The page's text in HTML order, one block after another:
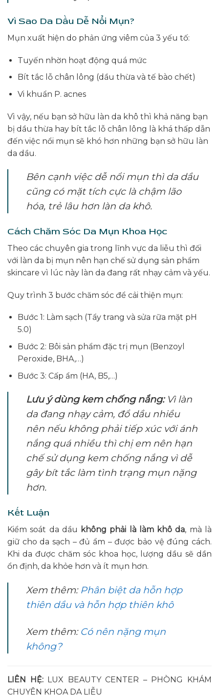
Vì Sao Da Dầu Dễ Nổi Mụn?
Mụn xuất hiện do phản ứng viêm của 3 yếu tố:
Tuyến nhờn hoạt động quá mức
Bít tắc lỗ chân lông (dầu thừa và tế bào chết)
Vi khuẩn P. acnes
Vì vậy, nếu bạn sở hữu làn da khô thì khả năng bạn
bị dầu thừa hay bít tắc lỗ chân lông là khá thấp dẫn
đến việc nổi mụn sẽ khó hơn những bạn sở hữu làn
da dầu.
Bên cạnh việc dễ nổi mụn thì da dầu
cũng có mặt tích cực là chậm lão
hóa, trẻ lâu hơn làn da khô.
Cách Chăm Sóc Da Mụn Khoa Học
Theo các chuyên gia trong lĩnh vực da liễu thì đối
với làn da bị mụn nên hạn chế sử dụng sản phẩm
skincare vì lúc này làn da đang rất nhạy cảm và yếu.
Quy trình 3 bước chăm sóc để cải thiện mụn:
Bước 1: Làm sạch (Tẩy trang và sửa rữa mặt pH
5.0)
Bước 2: Bôi sản phẩm đặc trị mụn (Benzoyl
Peroxide, BHA,…)
Bước 3: Cấp ẩm (HA, B5,…)
Lưu ý dùng kem chống nắng:Vì làn
da đang nhạy cảm, đổ dầu nhiều
nên nếu không phải tiếp xúc với ánh
nắng quá nhiều thì chị em nên hạn
chế sử dụng kem chống nắng vì dễ
gây bít tắc làm tình trạng mụn nặng
hơn.
Kết Luận
Kiểm soát da dầu không phải là làm khô da, mà là
giữ cho da sạch – đủ ẩm – được bảo vệ đúng cách.
Khi da được chăm sóc khoa học, lượng dầu sẽ dần
ổn định, da khỏe hơn và ít mụn hơn.
Xem thêm: Phân biệt da hỗn hợp
thiên dầu và hỗn hợp thiên khô
Xem thêm: Có nên nặng mụn
không?
LIÊN HỆ:LUX BEAUTY CENTER – PHÒNG KHÁM
CHUYÊN KHOA DA LIỄU